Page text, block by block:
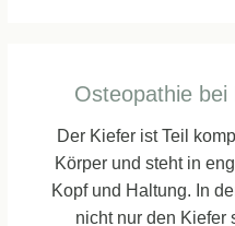
Osteopathie bei
Der Kiefer ist Teil
Körper und steht in
Kopf und Haltung. In
nicht nur den Kiefer